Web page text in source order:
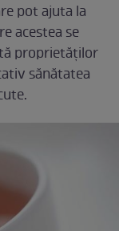
pot ajuta la
acestea se
proprietăților
sănătatea